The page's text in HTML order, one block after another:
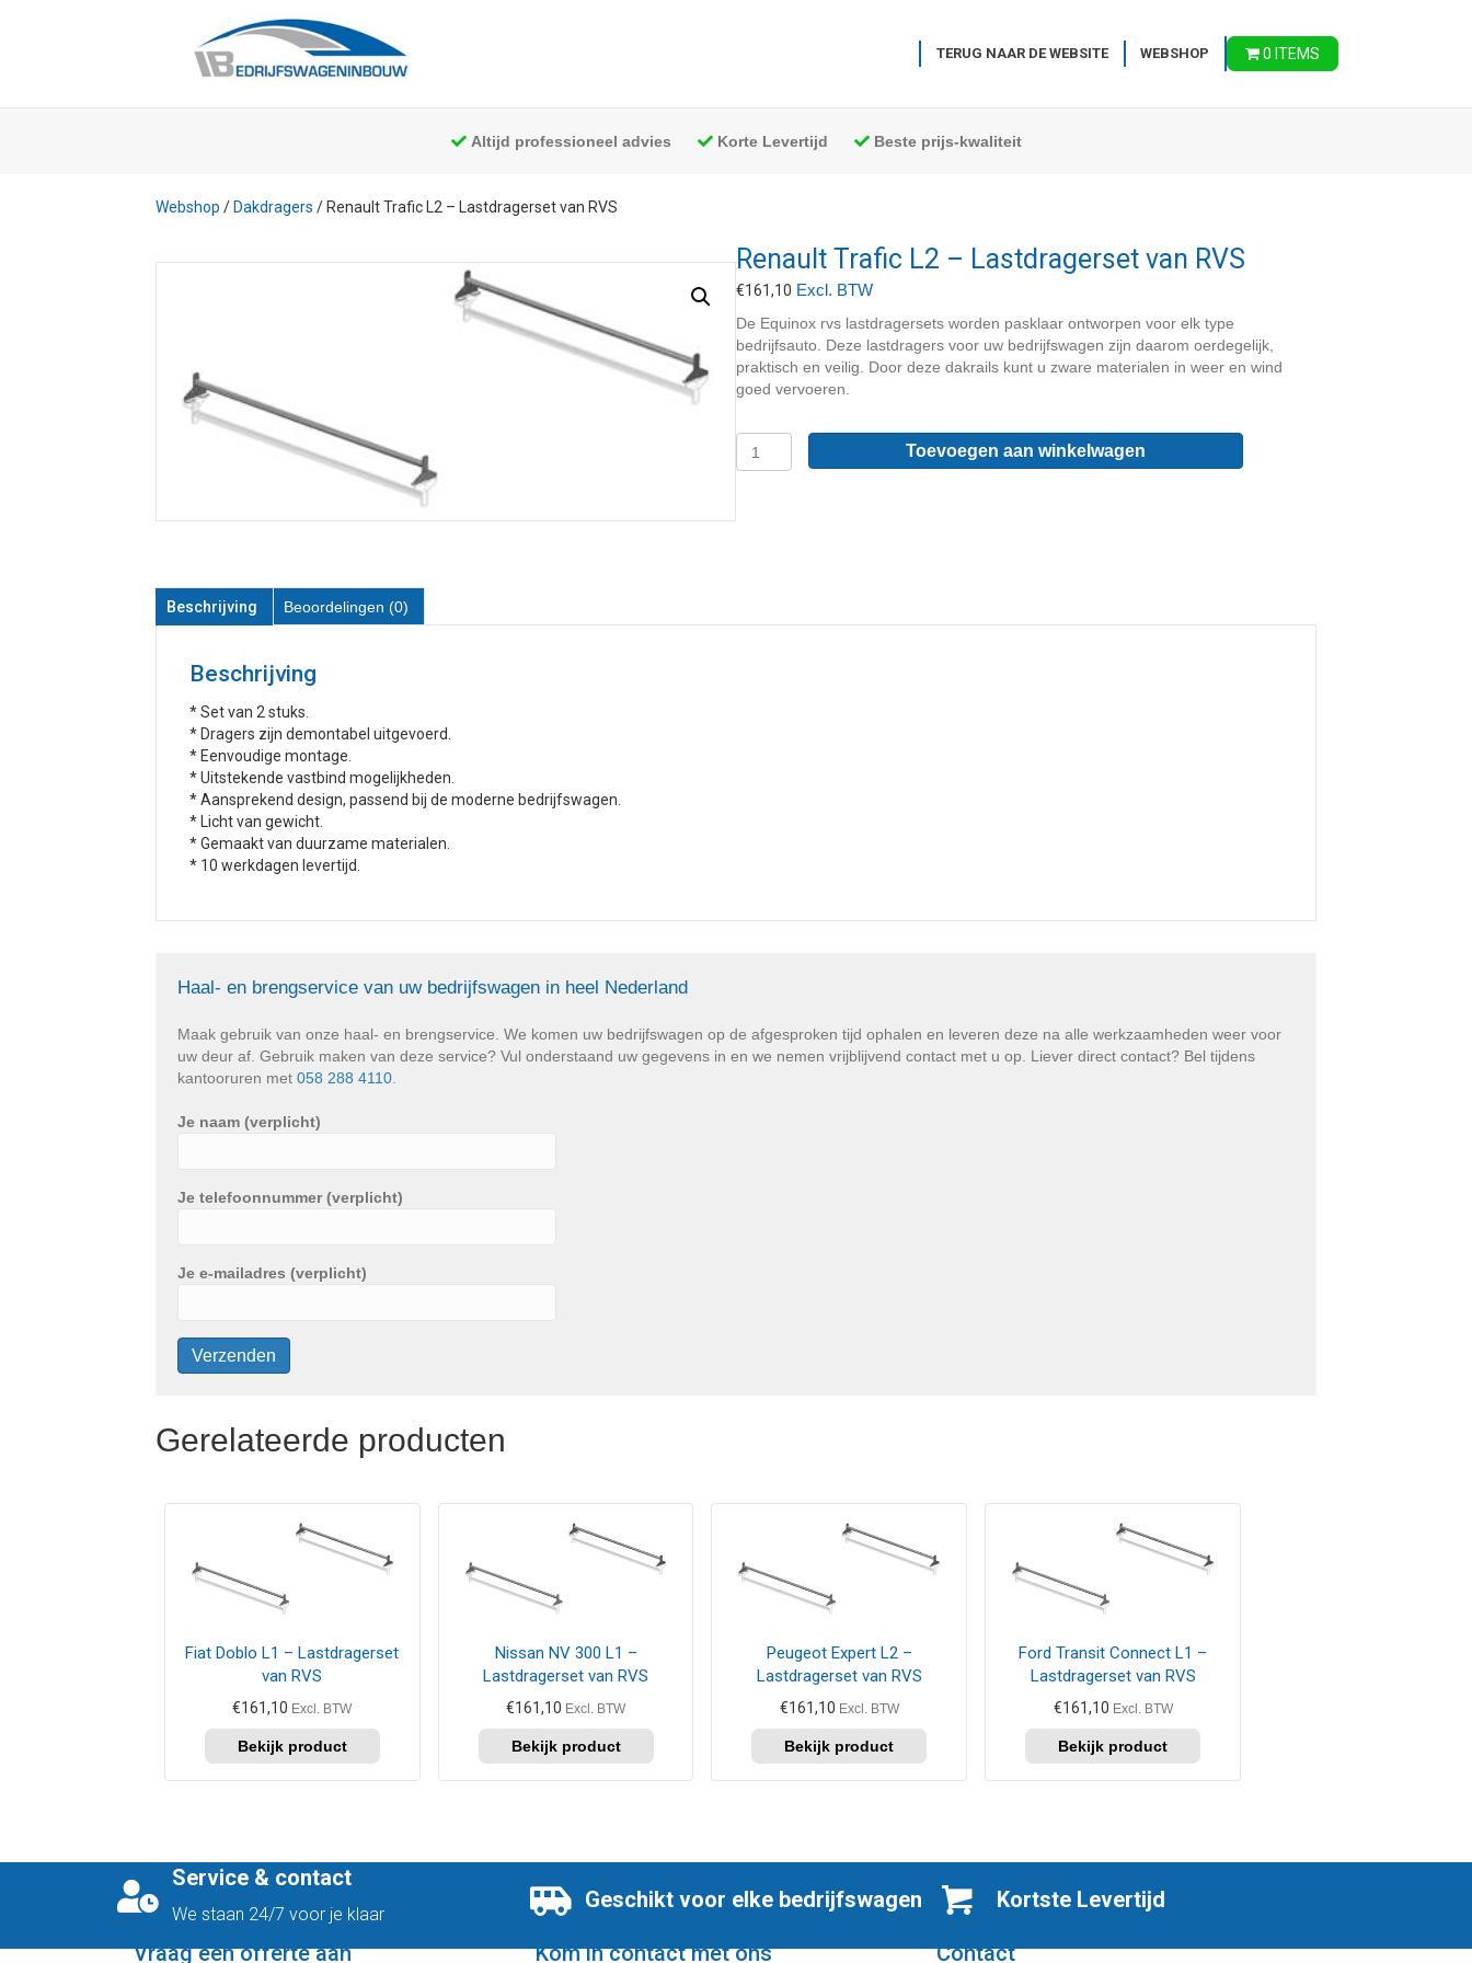
TERUG NAAR DE WEBSITE WEBSHOP 0 ITEMS
Altijd professioneel advies Korte Levertijd Beste prijs-kwaliteit
Webshop / Dakdragers / Renault Trafic L2 – Lastdragerset van RVS
Renault Trafic L2 – Lastdragerset van RVS
€161,10 Excl. BTW
De Equinox rvs lastdragersets worden pasklaar ontworpen voor elk type
bedrijfsauto. Deze lastdragers voor uw bedrijfswagen zijn daarom oerdegelijk,
praktisch en veilig. Door deze dakrails kunt u zware materialen in weer en wind
goed vervoeren.
Trafic
Toevoegen aan winkelwagen
Beschrijving Beoordelingen (0)
Beschrijving
* Set van 2 stuks.
* Dragers zijn demontabel uitgevoerd.
* Eenvoudige montage.
* Uitstekende vastbind mogelijkheden.
* Aansprekend design, passend bij de moderne bedrijfswagen.
* Licht van gewicht.
* Gemaakt van duurzame materialen.
* 10 werkdagen levertijd.
Haal- en brengservice van uw bedrijfswagen in heel Nederland
Maak gebruik van onze haal- en brengservice. We komen uw bedrijfswagen op de afgesproken tijd ophalen en leveren deze na alle werkzaamheden weer voor
uw deur af. Gebruik maken van deze service? Vul onderstaand uw gegevens in en we nemen vrijblijvend contact met u op. Liever direct contact? Bel tijdens
kantooruren met 058 288 4110
Je naam (verplicht)
Je telefoonnummer (verplicht)
Je e-mailadres (verplicht)
Gerelateerde producten
Fiat Doblo L1 – Lastdragerset
van RVS
€161,10 Excl. BTW
Nissan NV 300 L1 –
Lastdragerset van RVS
€161,10 Excl. BTW
Peugeot Expert L2 –
Lastdragerset van RVS
€161,10 Excl. BTW
Ford Transit Connect L1 –
Lastdragerset van RVS
€161,10 Excl. BTW
Service & contact
We staan 24/7 voor je klaar
Geschikt voor elke bedrijfswagen Kortste Levertijd
Vraag een offerte aan Kom in contact met ons Contact